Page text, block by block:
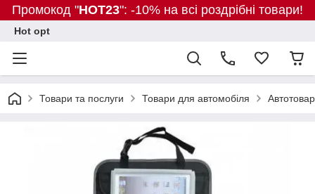
Промокод "HOT23": -10% на всі роздрібні товари!
Hot opt
Товари та послуги Товари для автомобіля